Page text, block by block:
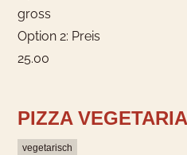
gross
Option 2: Preis
25.00
PIZZA
vegetarisch
Wir haben
Gäste